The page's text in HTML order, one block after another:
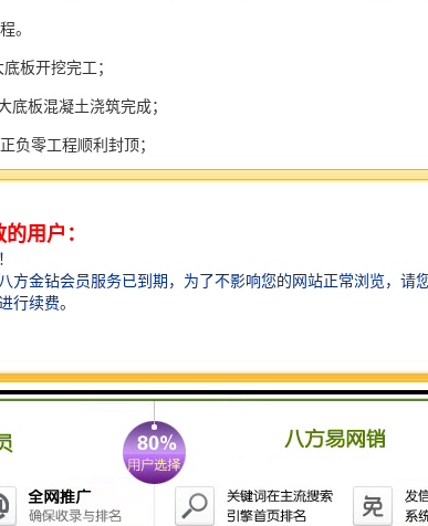
。
板开挖完工；
底板混凝土浇筑完成；
负零工程顺利封顶；
心筒40层节点完成；
心筒封顶；
构框架突破300米；
米外框架封顶。
术得到了集成运用。如国内新层建造技术——轻量化支点顶模
余人次到城脉中心项目进行考察交流。
年获得LEED-CS金级预认证、WELL-Core金级预认证、中国
底竣工。城脉中心的问世，将如同点睛之笔，刷新深圳排序